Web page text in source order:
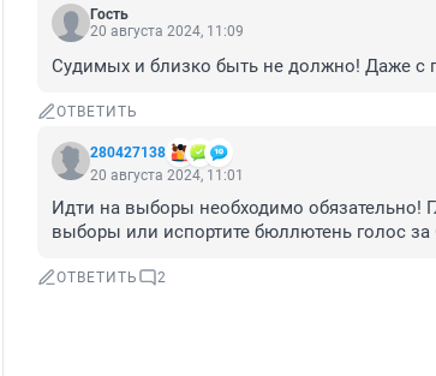
Гость
20 августа 2024, 11:09
Судимых и близко быть не должно! Даже с
ОТВЕТИТЬ
280427138
20 августа 2024, 11:01
Идти на выборы необходимо обязательно!
выборы или испортите бюллютень голос
ОТВЕТИТЬ 2